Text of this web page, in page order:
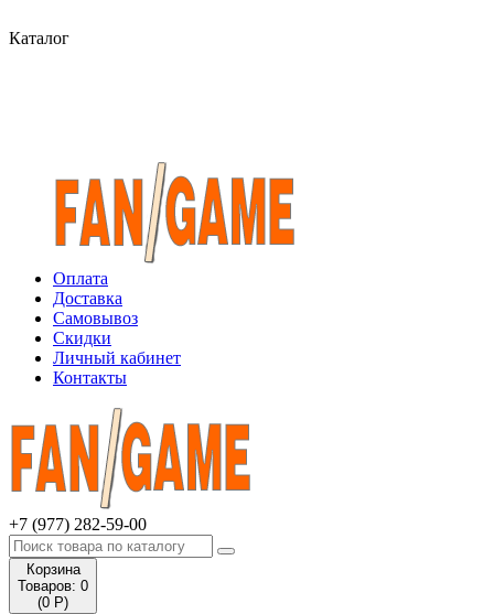
Каталог
Оплата
Доставка
Самовывоз
Скидки
Личный кабинет
Контакты
+7 (977) 282-59-00
Корзина
Товаров: 0
(0 Р)